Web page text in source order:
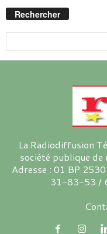
Rechercher
La Radiodiffusion
société publique de
Adresse : 01 BP
31-83-53 /